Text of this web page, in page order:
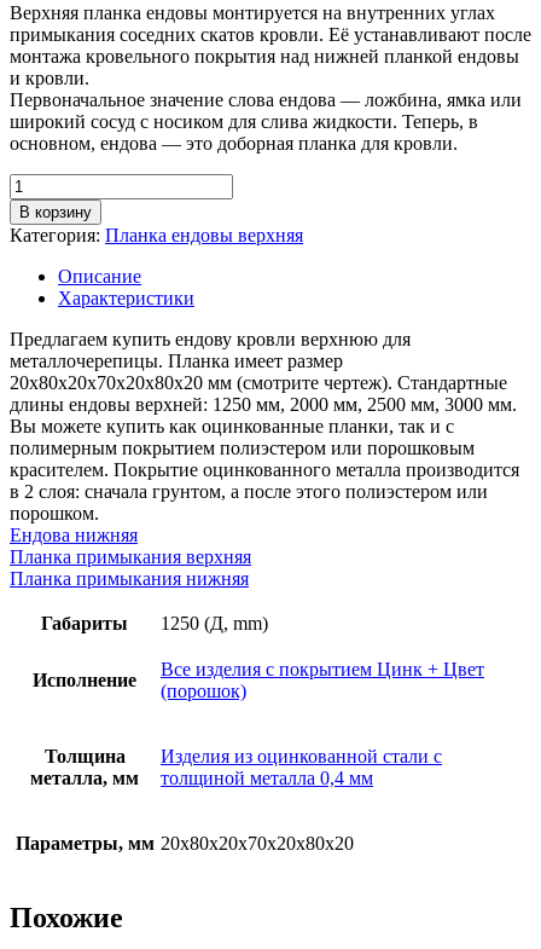
Верхняя планка ендовы монтируется на внутренних углах
примыкания соседних скатов кровли. Её устанавливают после
монтажа кровельного покрытия над нижней планкой ендовы
и кровли.
Первоначальное значение слова ендова — ложбина, ямка или
широкий сосуд с носиком для слива жидкости. Теперь, в
основном, ендова — это доборная планка для кровли.
Количество
товара
Планка
ендовы
верхняя,
длина
1,25м,
толщина
металла
0,4
мм,
покрытие
RAL
(порошок)
В корзину
Категория: Планка ендовы верхняя
Описание
Характеристики
Предлагаем купить ендову кровли верхнюю для
металлочерепицы. Планка имеет размер
20х80х20х70х20х80х20 мм (смотрите чертеж). Стандартные
длины ендовы верхней: 1250 мм, 2000 мм, 2500 мм, 3000 мм.
Вы можете купить как оцинкованные планки, так и с
полимерным покрытием полиэстером или порошковым
красителем. Покрытие оцинкованного металла производится
в 2 слоя: сначала грунтом, а после этого полиэстером или
порошком.
Ендова нижняя
Планка примыкания верхняя
Планка примыкания нижняя
Габариты 1250 (Д, mm)
Исполнение
Все изделия с покрытием Цинк + Цвет
(порошок)
Толщина
металла, мм
Изделия из оцинкованной стали с
толщиной металла 0,4 мм
Параметры, мм 20х80х20х70х20х80х20
Похожие